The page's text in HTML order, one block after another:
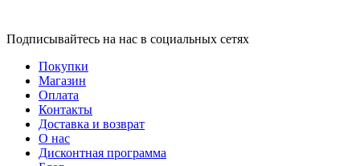
Подписывайтесь на нас в социальных сетях
Покупки
Магазин
Оплата
Контакты
Доставка и возврат
О нас
Дисконтная программа